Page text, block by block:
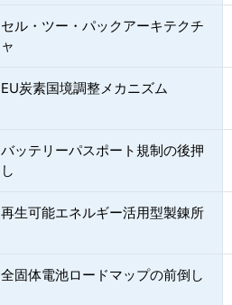
セル・ツー・パックアーキテクチ
ャ
EU炭素国境調整メカニズム
バッテリーパスポート規制の後押
し
再生可能エネルギー活用型製錬所
全固体電池ロードマップの前倒し